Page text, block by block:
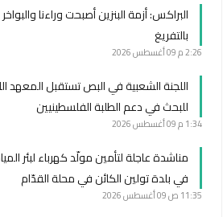
البراكس: أزمة البنزين أصبحت وراءنا
بالتفريغ
2:26 م 09 أغسطس 2026
اللجنة الشعبية في البص تستقبل المعهد
للبحث في دعم الطلبة الفلسطينيين
1:34 م 09 أغسطس 2026
مناشدة عاجلة لتأمين مولّد كهرباء لبئر
في بلدة تولين الكائن في محلة القدّام
11:35 ص 09 أغسطس 2026